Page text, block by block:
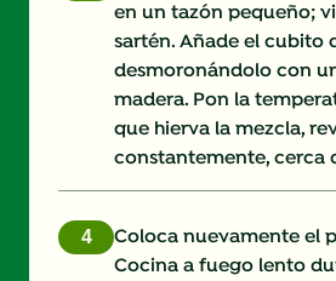
en un tazón pequeño;
sartén. Añade el cubito
desmoronándolo con
madera. Pon la
que hierva la mezcla,
constantemente, cerca
Coloca nuevamente el
Cocina a fuego lento